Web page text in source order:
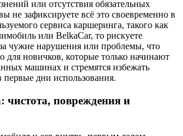
или отсутствия обязательных
не зафиксируете всё это своевременно в
сервиса каршеринга, такого как
или BelkaCar, то рискуете
чужие нарушения или проблемы, что
для новичков, которые только начинают
машинах и стремятся избежать
дни использования.
чистота, повреждения и